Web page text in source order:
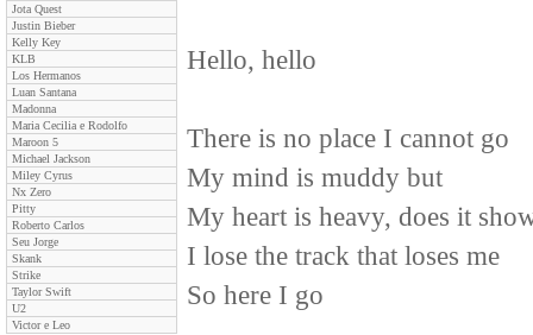
Jota Quest
Justin Bieber
Kelly Key
KLB
Los Hermanos
Luan Santana
Madonna
Maria Cecilia e Rodolfo
Maroon 5
Michael Jackson
Miley Cyrus
Nx Zero
Pitty
Roberto Carlos
Seu Jorge
Skank
Strike
Taylor Swift
U2
Victor e Leo
Hello, hello
There is no place I cannot go
My mind is muddy but
My heart is heavy, does it
I lose the track that loses me
So here I go